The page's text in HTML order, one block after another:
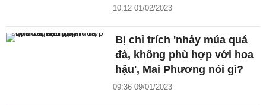
10:12 01/02/2023
Bị chỉ trích 'nhảy múa quá
đà, không phù hợp với hoa
hậu', Mai Phương nói gì?
09:36 09/01/2023